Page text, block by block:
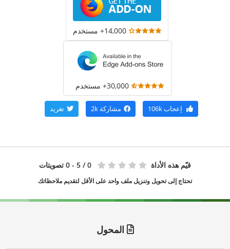
14,000+ مستخدم
30,000+ مستخدم
إعجاب106k مشاركة 2k تغريد
قيّم هذه الأداة 0 / 5 - 0 تصويتات
تحتاج إلى تحويل وتنزيل ملف واحد على الأقل لتقديم ملاحظاتك
المحول